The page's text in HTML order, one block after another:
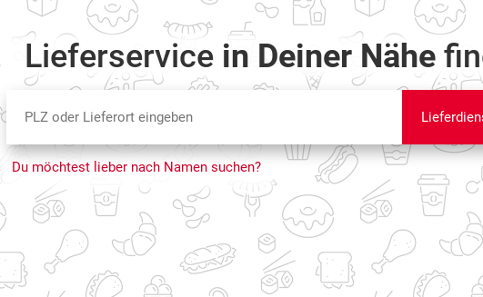
Lieferservice in Deiner Nähe
Du möchtest lieber nach Namen suchen?